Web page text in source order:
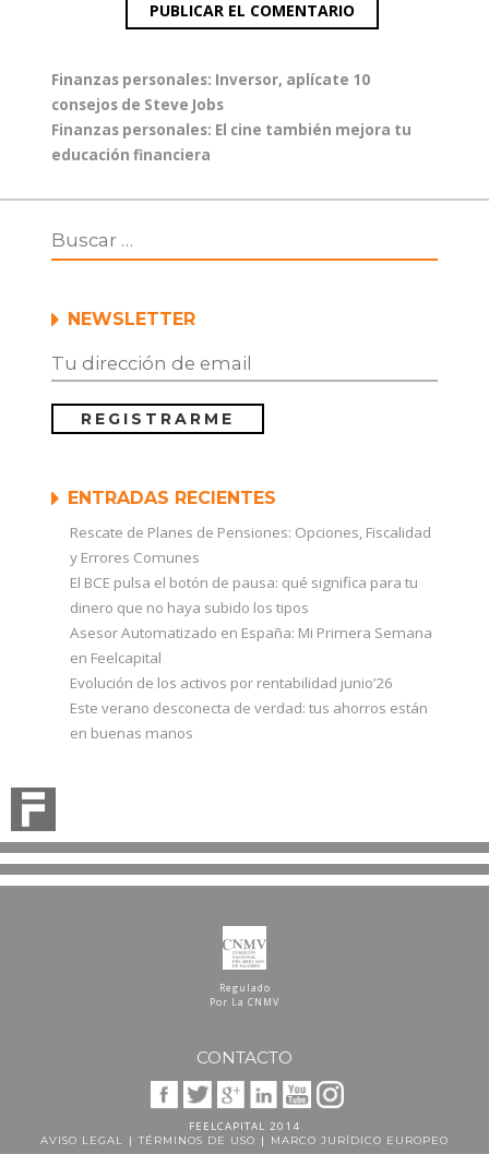
Navegación
de
entradas
Entrada
anterior:
Finanzas personales: Inversor, aplícate 10
consejos de Steve Jobs
Entrada
siguiente:
Finanzas personales: El cine también mejora tu
educación financiera
NEWSLETTER
ENTRADAS RECIENTES
Rescate de Planes de Pensiones: Opciones, Fiscalidad
y Errores Comunes
El BCE pulsa el botón de pausa: qué significa para tu
dinero que no haya subido los tipos
Asesor Automatizado en España: Mi Primera Semana
en Feelcapital
Evolución de los activos por rentabilidad junio’26
Este verano desconecta de verdad: tus ahorros están
en buenas manos
Regulado
Por La CNMV
CONTACTO
FEELCAPITAL 2014
AVISO LEGAL | TÉRMINOS DE USO | MARCO JURÍDICO EUROPEO